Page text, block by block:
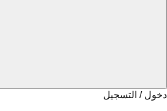
دخول / التسجيل